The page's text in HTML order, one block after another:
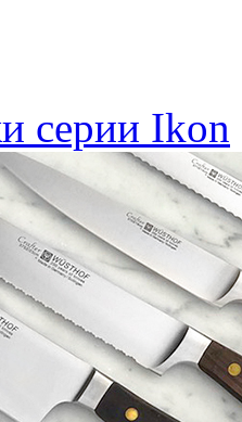
серии Ikon